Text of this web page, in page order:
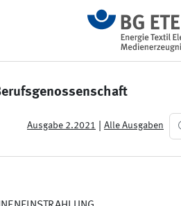
Ausgabe 2.2021 Alle Ausgaben